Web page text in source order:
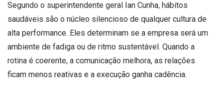
Segundo o superintendente geral Ian Cunha, hábitos
saudáveis são o núcleo silencioso de qualquer cultura de
alta performance. Eles determinam se a empresa será um
ambiente de fadiga ou de ritmo sustentável. Quando a
rotina é coerente, a comunicação melhora, as relações
ficam menos reativas e a execução ganha cadência.